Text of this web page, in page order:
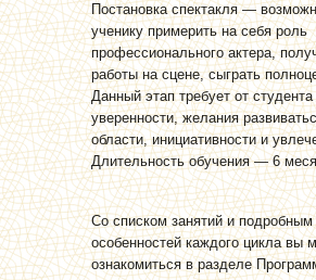
Постановка спектакля —
ученику примерить на себя роль
профессионального актера,
работы на сцене, сыграть
Данный этап требует от студента
уверенности, желания
области, инициативности и
Длительность обучения — 6
Со списком занятий и
особенностей каждого цикла вы
ознакомиться в разделе